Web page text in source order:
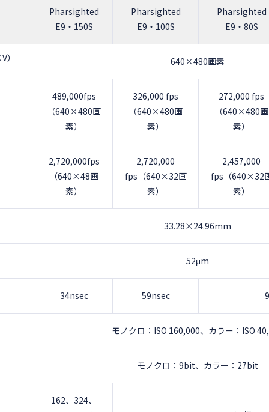
Pharsighted
E9・150S
Pharsighted
E9・100S
Pharsighted
E9・80S
640×480画素
489,000fps
（640×480画
素）
326,000 fps
（640×480画
素）
272,000 fps
（640×480画
素）
2,720,000fps
（640×48画
素）
2,720,000
fps（640×32画
素）
2,457,000
fps（640×32
素）
33.28×24.96mm
52μm
34nsec 59nsec
モノクロ：ISO 160,000、カラー：ISO
モノクロ：9bit、カラー：27bit
162、324、